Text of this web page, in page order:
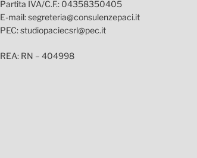
Partita IVA/C.F.: 04358350405
E-mail: segreteria@consulenzepaci.it
PEC: studiopaciecsrl@pec.it
REA: RN – 404998